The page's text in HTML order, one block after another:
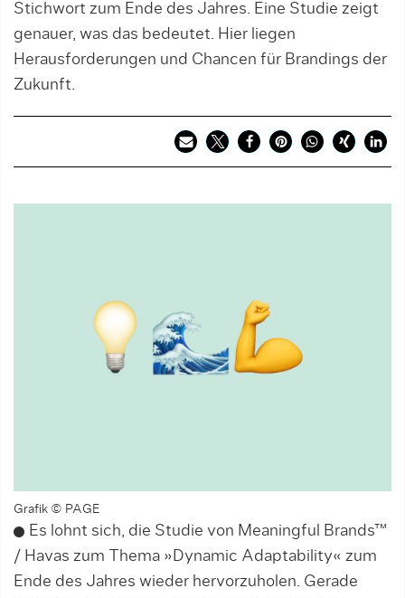
Stichwort zum Ende des Jahres. Eine Studie zeigt
genauer, was das bedeutet. Hier liegen
Herausforderungen und Chancen für Brandings der
Zukunft.
Grafik © PAGE
Es lohnt sich, die Studie von Meaningful Brands™
/ Havas zum Thema »Dynamic Adaptability« zum
Ende des Jahres wieder hervorzuholen. Gerade